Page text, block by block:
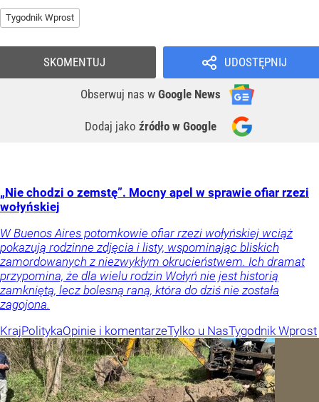
Tygodnik Wprost
UDOSTĘPNIJ
Obserwuj nas w Google News
Dodaj jako źródło w Google
SKOMENTUJ
„Nie chodzi o zemstę”. Mocny apel w sprawie ofiar rzezi
wołyńskiej
W Buenos Aires potomkowie ofiar rzezi wołyńskiej wciąż
pokazują rodzinne zdjęcia i listy, wspominając bliskich
zamordowanych z niezwykłym okrucieństwem. Ich dramat
przypomina, że dla wielu rodzin Wołyń nie jest historią
zamkniętą, lecz bolesną raną, która do dziś nie została
zagojona.
KrajPolitykaOpinie i komentarzeTylko u NasTygodnik Wprost